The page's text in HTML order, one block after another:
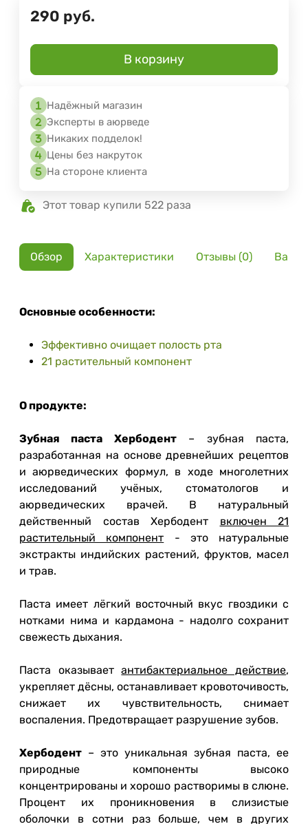
290 руб.
В корзину
Надёжный магазин
Эксперты в аюрведе
Никаких подделок!
Цены без накруток
На стороне клиента
Этот товар купили 522 раза
Обзор Характеристики Отзывы (0)
Основные особенности:
Эффективно очищает полость рта
21 растительный компонент
О продукте:
Зубная паста Хербодент– зубная паста,
разработанная на основе древнейших рецептов
и аюрведических формул, в ходе многолетних
исследований учёных, стоматологов и
аюрведических врачей. В натуральный
действенный состав Хербодент включен 21
растительный компонент - это натуральные
экстракты индийских растений, фруктов, масел
и трав.
Паста имеет лёгкий восточный вкус гвоздики с
нотками нима и кардамона - надолго сохранит
свежесть дыхания.
Паста оказываетантибактериальное действие,
укрепляет дёсны, останавливает кровоточивость,
снижает их чувствительность, снимает
воспаления. Предотвращает разрушение зубов.
Хербодент – это уникальная зубная паста, ее
природные компоненты высоко
концентрированы и хорошо растворимы в слюне.
Процент их проникновения в слизистые
оболочки в сотни раз больше, чем в других